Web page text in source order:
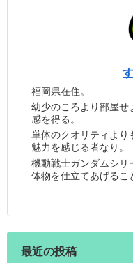
福岡県在住。
幼少のころより部屋せ
感を得る。
単体のクオリティより
魅力を感じる者なり。
機動戦士ガンダムシリ
体物を仕立てあげるこ
最近の投稿